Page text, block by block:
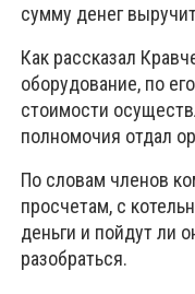
сумму денег
Как рассказал
оборудование, по
стоимости
полномочия отдал
По словам членов
просчетам, с
деньги и пойдут ли
разобраться.